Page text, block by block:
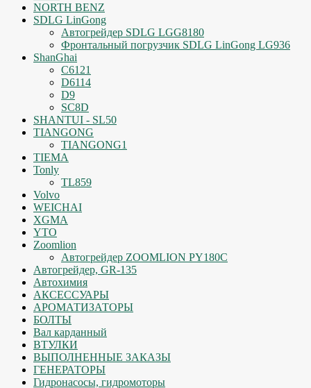
NORTH BENZ
SDLG LinGong
Автогрейдер SDLG LGG8180
Фронтальный погрузчик SDLG LinGong LG936
ShanGhai
C6121
D6114
D9
SC8D
SHANTUI - SL50
TIANGONG
TIANGONG1
TIEMA
Tonly
TL859
Volvo
WEICHAI
XGMA
YTO
Zoomlion
Автогрейдер ZOOMLION PY180C
Автогрейдер, GR-135
Автохимия
АКСЕССУАРЫ
АРОМАТИЗАТОРЫ
БОЛТЫ
Вал карданный
ВТУЛКИ
ВЫПОЛНЕННЫЕ ЗАКАЗЫ
ГЕНЕРАТОРЫ
Гидронасосы, гидромоторы